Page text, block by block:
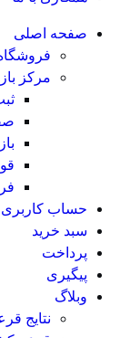
صفحه اصلی
فروشگاه
مرکز
ثبت
حساب کاربری
سبد خرید
پرداخت
پیگیری
وبلاگ
نتایج